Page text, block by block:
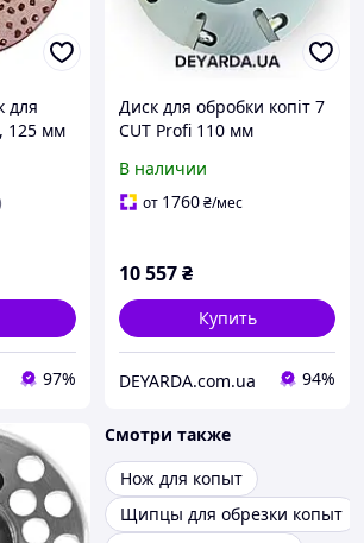
для
125 мм
97%
Диск для обробки копіт 7
CUT Profi 110 мм
В наличии
от 1760₴/мес
10 557₴
Купить
DEYARDA.com.ua 94%
Смотри также
Нож для копыт
Щипцы для обрезки копыт